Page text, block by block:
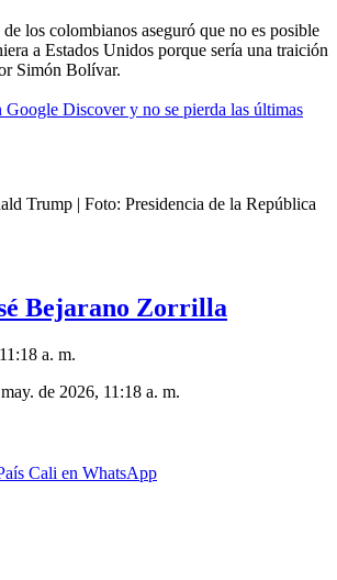
los colombianos aseguró que no es posible
a Estados Unidos porque sería una traición
Simón Bolívar.
Google Discover y no se pierda las últimas
Trump | Foto: Presidencia de la República
Bejarano Zorrilla
a. m.
de 2026, 11:18 a. m.
Cali en WhatsApp